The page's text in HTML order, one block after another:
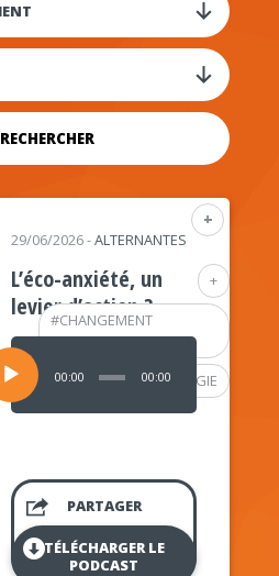
RECHERCHER
+
+
#CHANGEMENT
CLIMATIQUE
#PSYCHOLOGIE
29/06/2026-ALTERNANTES
L’éco-anxiété, un
levier d’action ?
Lecteur
audio
00:00 00:00
PARTAGER
TÉLÉCHARGER LE
PODCAST